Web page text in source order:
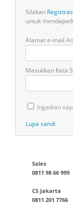
Silakan
untuk
Alamat e-mail
Masukkan Kata
Ingatkan
Lupa sandi
Sales
0811 98 66 999
CS Jakarta
0811 201 7766